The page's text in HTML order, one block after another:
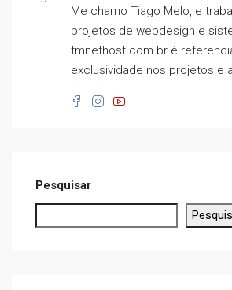
Me chamo Tiago Melo, e
projetos de webdesign e
tmnethost.com.br é
exclusividade nos projetos e
Pesquisar